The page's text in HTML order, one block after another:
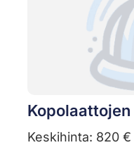
Keskihinta: 820 €